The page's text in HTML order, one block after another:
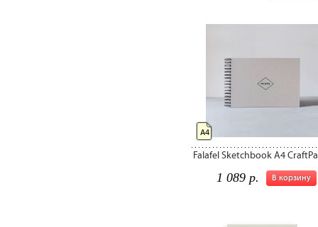
Falafel Sketchbook A4
В корзину
1 089 р.
А4